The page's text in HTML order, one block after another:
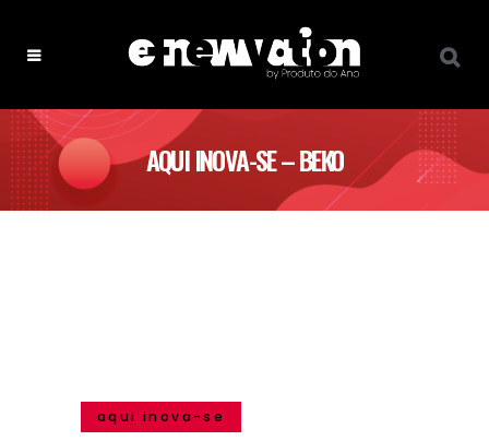
AQUI INOVA-SE – BEKO
aqui inova-se